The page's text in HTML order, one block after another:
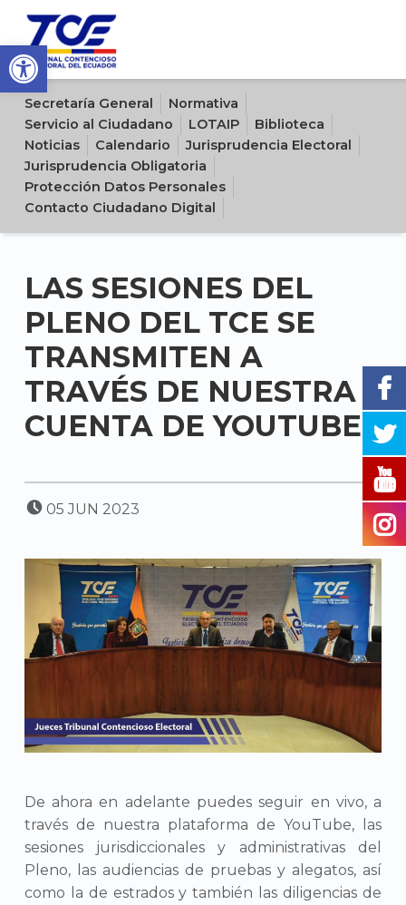
Open toolbar
Sitio oficial del Tribunal Contencioso Electoral del Ecuador
Secretaría General
Normativa
Servicio al Ciudadano
LOTAIP
Biblioteca
Noticias
Calendario
Jurisprudencia Electoral
Jurisprudencia Obligatoria
Protección Datos Personales
Contacto Ciudadano Digital
LAS SESIONES DEL
PLENO DEL TCE SE
TRANSMITEN A
TRAVÉS DE NUESTRA
CUENTA DE YOUTUBE
POSTED ON:
05 JUN 2023
De ahora en adelante puedes seguir en vivo, a
través de nuestra plataforma de YouTube, las
sesiones jurisdiccionales y administrativas del
Pleno, las audiencias de pruebas y alegatos, así
como la de estrados y también las diligencias de